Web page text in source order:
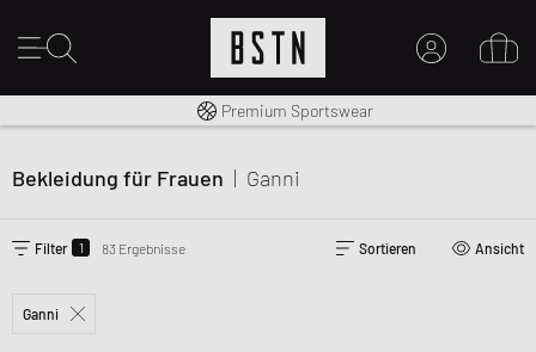
EINEN ACCOUNT ERSTELLEN
Kostenloser Versand nach DE ab € 70
Premium Sportswear
Bekleidung für Frauen | Ganni
Filter 1 83 Ergebnisse Sortieren Ansicht
Ganni